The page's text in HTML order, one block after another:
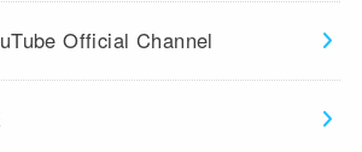
Official Channel